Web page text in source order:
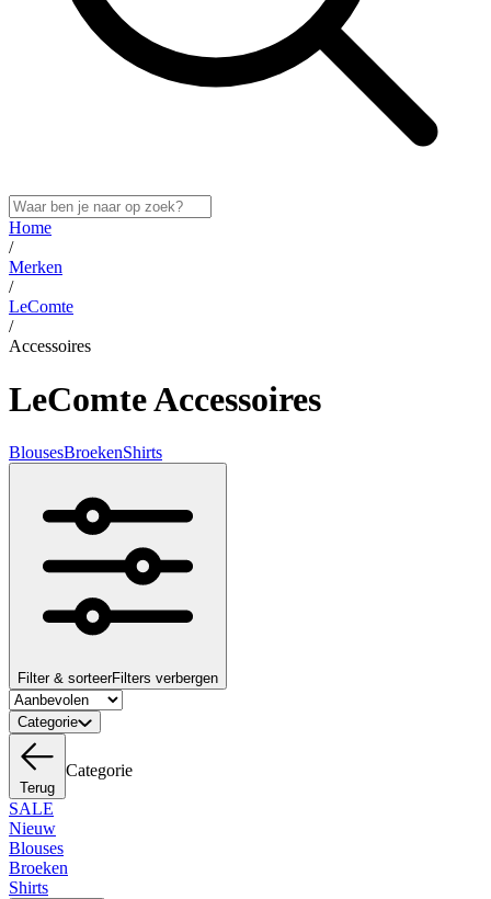
Home
/
Merken
/
LeComte
/
Accessoires
LeComte Accessoires
BlousesBroekenShirts
Filter & sorteerFilters verbergen
Categorie
Terug
Categorie
SALE
Nieuw
Blouses
Broeken
Shirts